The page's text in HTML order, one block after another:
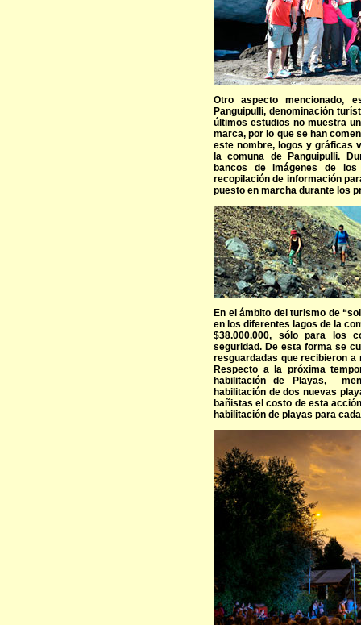
Otro aspecto mencionado,
Panguipulli, denominación
últimos estudios no muestra
marca, por lo que se han
este nombre, logos y gráficas
la comuna de Panguipulli.
bancos de imágenes de
recopilación de información
puesto en marcha durante los
En el ámbito del turismo de
en los diferentes lagos de la
$38.000.000, sólo para los
seguridad. De esta forma se
resguardadas que recibieron
Respecto a la próxima
habilitación de Playas,
habilitación de dos nuevas
bañistas el costo de esta
habilitación de playas para